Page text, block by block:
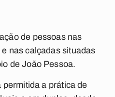
de pessoas nas
nas calçadas situadas
de João Pessoa.
a prática de